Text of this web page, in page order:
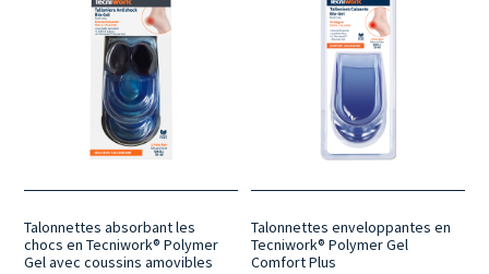
Talonnettes absorbant les
chocs en Tecniwork® Polymer
Gel avec coussins amovibles
Talonnettes enveloppantes en
Tecniwork® Polymer Gel
Comfort Plus